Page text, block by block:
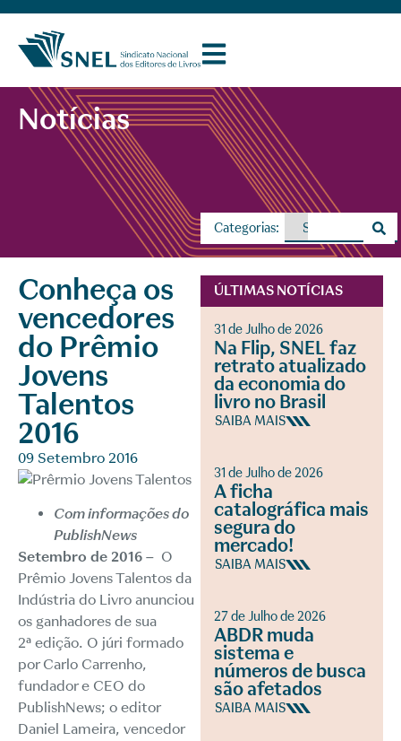
Notícias
Categorias:
Conheça os
vencedores
do Prêmio
Jovens
Talentos
2016
09 Setembro 2016
Com informações do
PublishNews
Setembro de 2016 – O
Prêmio Jovens Talentos da
Indústria do Livro anunciou
os ganhadores de sua
2ª edição. O júri formado
por Carlo Carrenho,
fundador e CEO do
PublishNews; o editor
Daniel Lameira, vencedor
ÚLTIMAS NOTÍCIAS
31 de Julho de 2026
Na Flip, SNEL faz
retrato atualizado
da economia do
livro no Brasil
SAIBA MAIS
31 de Julho de 2026
A ficha
catalográfica mais
segura do
mercado!
SAIBA MAIS
27 de Julho de 2026
ABDR muda
sistema e
números de busca
são afetados
SAIBA MAIS